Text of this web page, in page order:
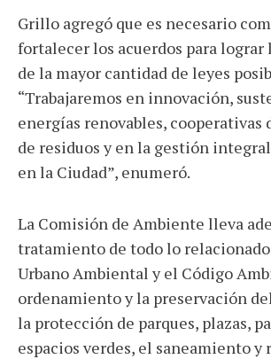
Grillo agregó que es necesario
fortalecer los acuerdos para lograr
de la mayor cantidad de leyes
“Trabajaremos en innovación,
energías renovables, cooperativas
de residuos y en la gestión
en la Ciudad”, enumeró.
La Comisión de Ambiente lleva
tratamiento de todo lo
Urbano Ambiental y el Código
ordenamiento y la preservación
la protección de parques, plazas,
espacios verdes, el saneamiento y